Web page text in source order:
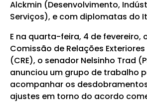
Alckmin (Desenvolvimento,
Serviços), e com diplomatas do
E na quarta-feira, 4 de fevereiro,
Comissão de Relações
(CRE), o senador Nelsinho Trad
anunciou um grupo de trabalho
acompanhar os
ajustes em torno do acordo